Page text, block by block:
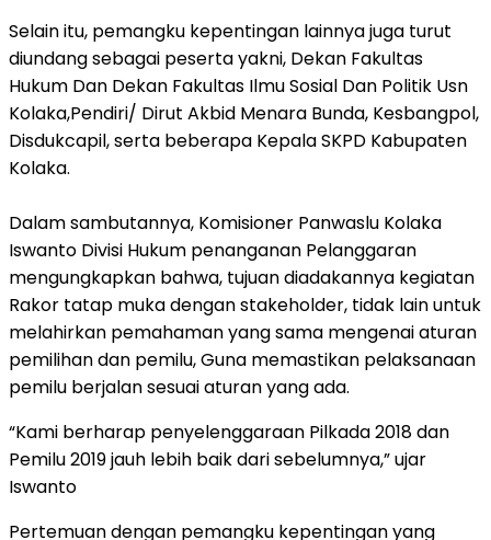
Selain itu, pemangku kepentingan lainnya juga turut
diundang sebagai peserta yakni, Dekan Fakultas
Hukum Dan Dekan Fakultas Ilmu Sosial Dan Politik Usn
Kolaka,Pendiri/ Dirut Akbid Menara Bunda, Kesbangpol,
Disdukcapil, serta beberapa Kepala SKPD Kabupaten
Kolaka.
Dalam sambutannya, Komisioner Panwaslu Kolaka
Iswanto Divisi Hukum penanganan Pelanggaran
mengungkapkan bahwa, tujuan diadakannya kegiatan
Rakor tatap muka dengan stakeholder, tidak lain untuk
melahirkan pemahaman yang sama mengenai aturan
pemilihan dan pemilu, Guna memastikan pelaksanaan
pemilu berjalan sesuai aturan yang ada.
“Kami berharap penyelenggaraan Pilkada 2018 dan
Pemilu 2019 jauh lebih baik dari sebelumnya,” ujar
Iswanto
Pertemuan dengan pemangku kepentingan yang